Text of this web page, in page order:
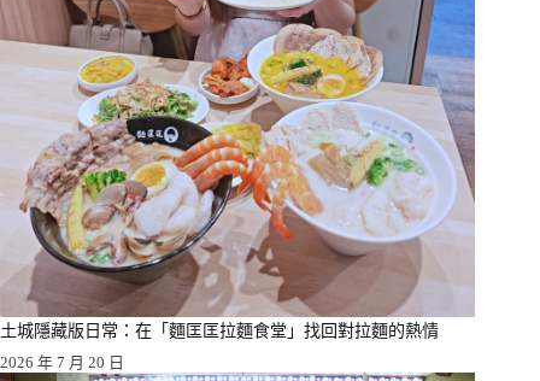
土城隱藏版日常：在「麵匡匡拉麵食堂」找回對拉麵的熱情
2026 年 7 月 20 日